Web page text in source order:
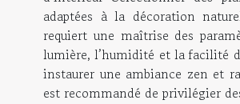
adaptées à la décoration
requiert une maîtrise des
lumière, l’humidité et la facilité
instaurer une ambiance zen et
est recommandé de privilégier